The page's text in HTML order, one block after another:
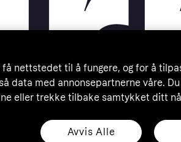
nettstedet til å fungere, og for å
data med annonsepartnerne våre.
eller trekke tilbake samtykket ditt
Avvis Alle